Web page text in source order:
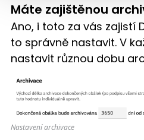
Máte zajištěnou
Ano, i toto za vás zajistí
to správně nastavit. V
nastavit různou dobu
Nastavení archivace